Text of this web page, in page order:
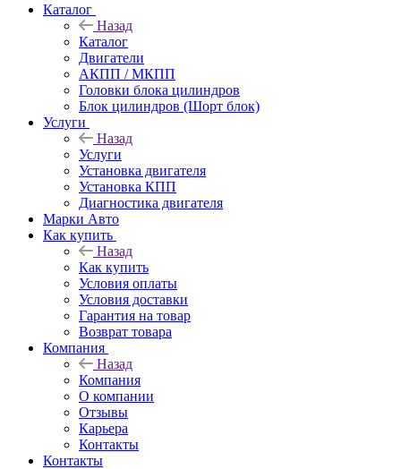
Каталог
Назад
Каталог
Двигатели
АКПП / МКПП
Головки блока цилиндров
Блок цилиндров (Шорт блок)
Услуги
Назад
Услуги
Установка двигателя
Установка КПП
Диагностика двигателя
Марки Авто
Как купить
Назад
Как купить
Условия оплаты
Условия доставки
Гарантия на товар
Возврат товара
Компания
Назад
Компания
О компании
Отзывы
Карьера
Контакты
Контакты